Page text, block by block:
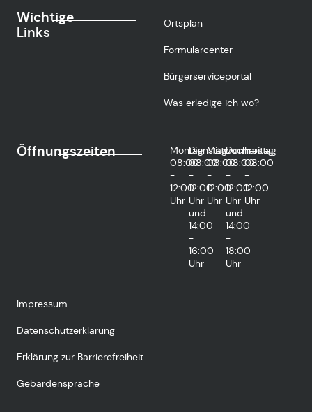
Wichtige
Links
Ortsplan
Formularcenter
Bürgerserviceportal
Was erledige ich wo?
Öffnungszeiten
Montag
08:00
-
12:00
Uhr
Dienstag
08:00
-
12:00
Uhr
und
14:00
-
16:00
Uhr
Mittwoch
08:00
-
12:00
Uhr
Donnerstag
08:00
-
12:00
Uhr
und
14:00
-
18:00
Uhr
Freitag
08:00
-
12:00
Uhr
Impressum
Datenschutzerklärung
Erklärung zur Barrierefreiheit
Gebärdensprache